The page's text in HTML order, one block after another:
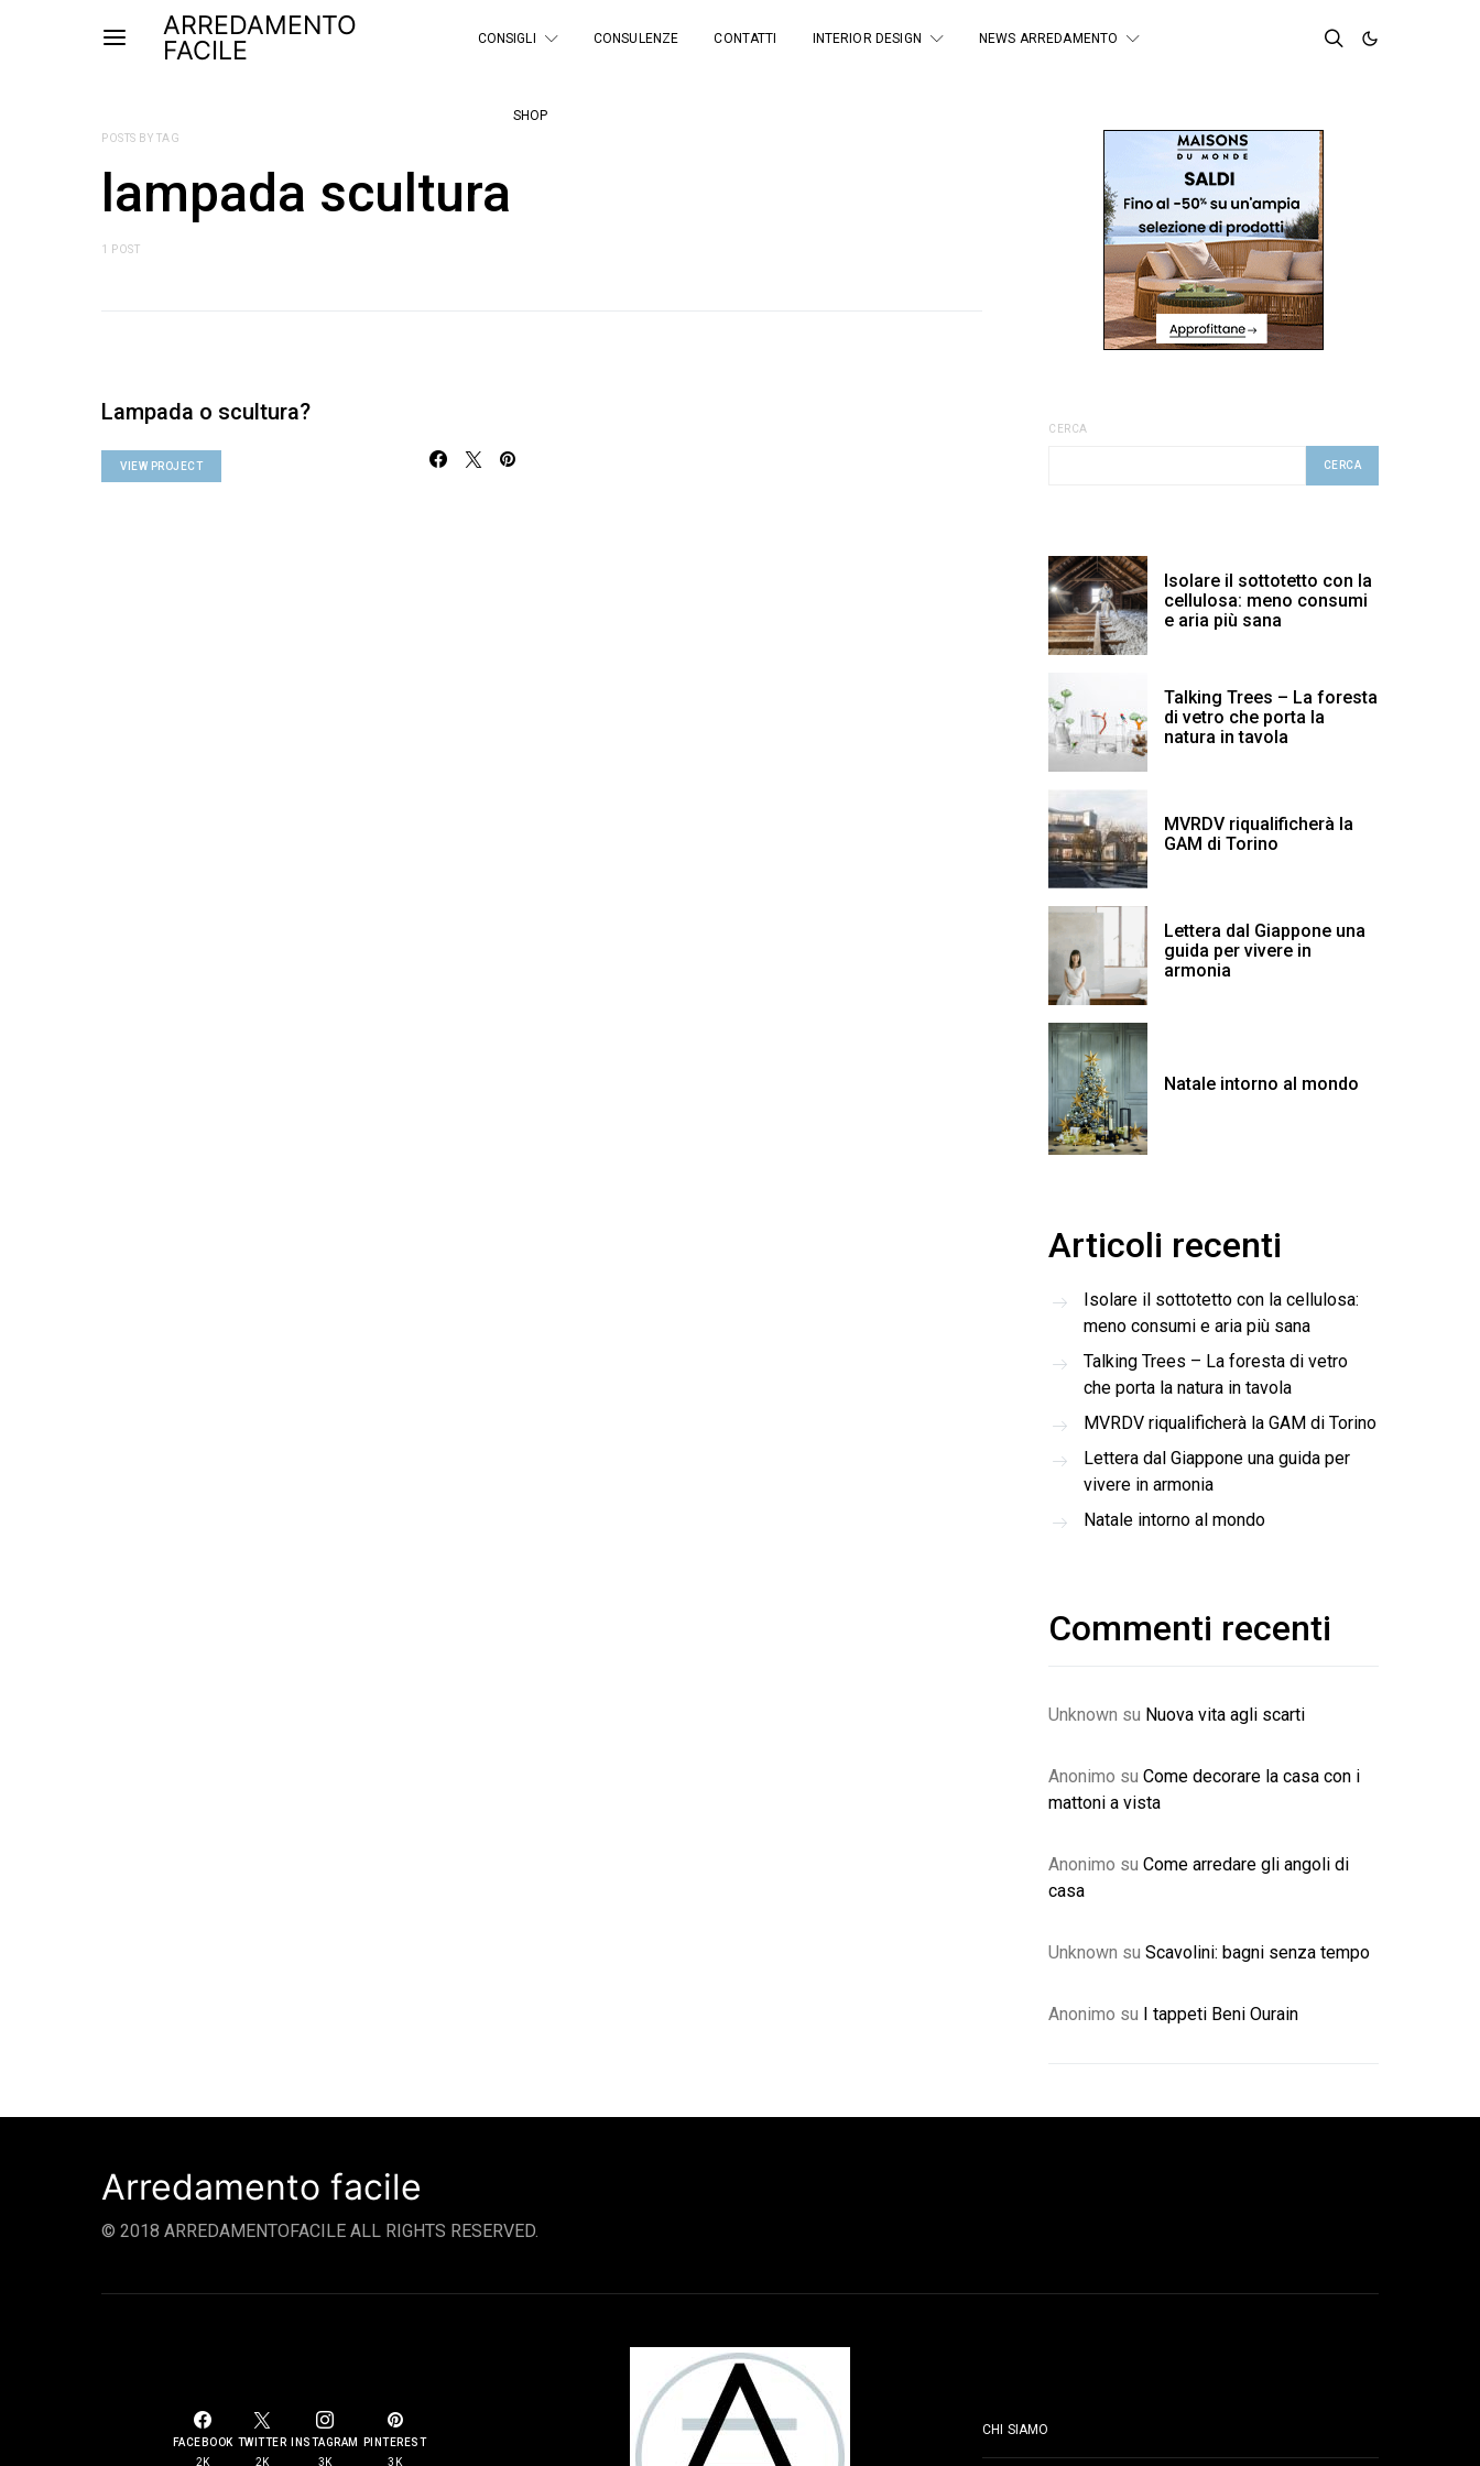
ARREDAMENTO
FACILE
CONSIGLI CONSULENZE CONTATTI INTERIOR DESIGN NEWS ARREDAMENTO
SHOP
POSTS BY TAG
lampada scultura
1 POST
Lampada o scultura?
VIEW PROJECT
CERCA
CERCA
Isolare il sottotetto con la
cellulosa: meno consumi
e aria più sana
Talking Trees – La foresta
di vetro che porta la
natura in tavola
MVRDV riqualificherà la
GAM di Torino
Lettera dal Giappone una
guida per vivere in
armonia
Natale intorno al mondo
Articoli recenti
Isolare il sottotetto con la cellulosa:
meno consumi e aria più sana
Talking Trees – La foresta di vetro
che porta la natura in tavola
MVRDV riqualificherà la GAM di Torino
Lettera dal Giappone una guida per
vivere in armonia
Natale intorno al mondo
Commenti recenti
Unknown su Nuova vita agli scarti
Anonimo su Come decorare la casa con i
mattoni a vista
Anonimo su Come arredare gli angoli di
casa
Unknown su Scavolini: bagni senza tempo
Anonimo su I tappeti Beni Ourain
Arredamento facile
© 2018 ARREDAMENTOFACILE ALL RIGHTS RESERVED.
FACEBOOK
2K
TWITTER
2K
INSTAGRAM
3K
PINTEREST
3K
CHI SIAMO